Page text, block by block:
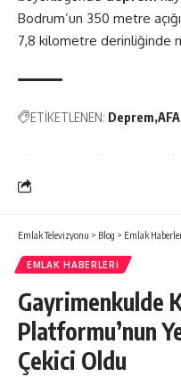
Bodrum’un 350 metre
7,8 kilometre derinliğinde
ETİKETLENEN: Deprem
Emlak Televizyonu > Blog > Emlak
EMLAK HABERLERI
Gayrimenkulde
Platformu’nun
Çekici Oldu